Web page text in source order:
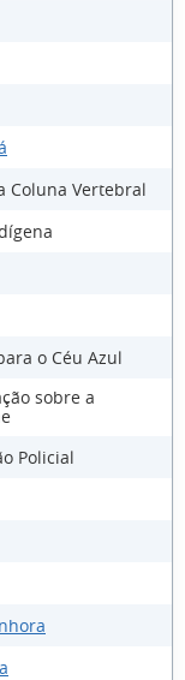
Coluna Vertebral
o Céu Azul
sobre a
Policial